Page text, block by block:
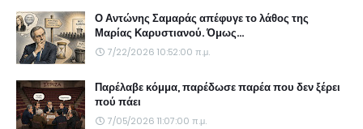
Ο Αντώνης Σαμαράς απέφυγε το λάθος της
Μαρίας Καρυστιανού. Όμως...
7/22/2026 10:52:00 π.μ.
Παρέλαβε κόμμα, παρέδωσε παρέα που δεν ξέρει
πού πάει
7/05/2026 11:07:00 π.μ.